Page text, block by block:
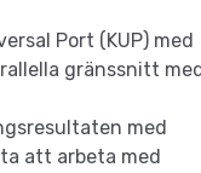
Port (KUP) med
gränssnitt
med
att arbeta med